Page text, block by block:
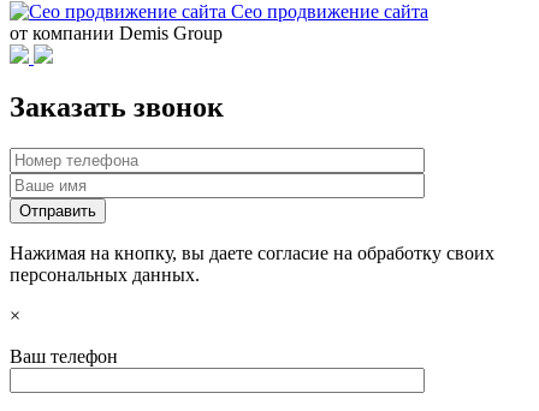
Сео продвижение сайта
от компании Demis Group
Заказать звонок
Нажимая на кнопку, вы даете согласие на обработку своих
персональных данных.
×
Ваш телефон